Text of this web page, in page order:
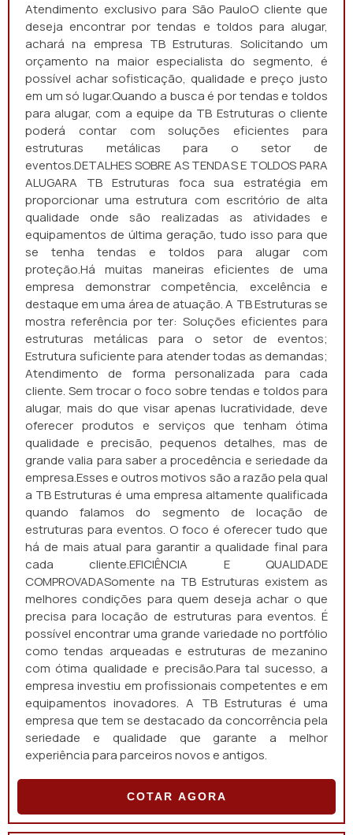
Atendimento exclusivo para São PauloO cliente que
deseja encontrar por tendas e toldos para alugar,
achará na empresa TB Estruturas. Solicitando um
orçamento na maior especialista do segmento, é
possível achar sofisticação, qualidade e preço justo
em um só lugar.Quando a busca é por tendas e toldos
para alugar, com a equipe da TB Estruturas o cliente
poderá contar com soluções eficientes para
estruturas metálicas para o setor de
eventos.DETALHES SOBRE AS TENDAS E TOLDOS PARA
ALUGARA TB Estruturas foca sua estratégia em
proporcionar uma estrutura com escritório de alta
qualidade onde são realizadas as atividades e
equipamentos de última geração, tudo isso para que
se tenha tendas e toldos para alugar com
proteção.Há muitas maneiras eficientes de uma
empresa demonstrar competência, excelência e
destaque em uma área de atuação. A TB Estruturas se
mostra referência por ter: Soluções eficientes para
estruturas metálicas para o setor de eventos;
Estrutura suficiente para atender todas as demandas;
Atendimento de forma personalizada para cada
cliente. Sem trocar o foco sobre tendas e toldos para
alugar, mais do que visar apenas lucratividade, deve
oferecer produtos e serviços que tenham ótima
qualidade e precisão, pequenos detalhes, mas de
grande valia para saber a procedência e seriedade da
empresa.Esses e outros motivos são a razão pela qual
a TB Estruturas é uma empresa altamente qualificada
quando falamos do segmento de locação de
estruturas para eventos. O foco é oferecer tudo que
há de mais atual para garantir a qualidade final para
cada cliente.EFICIÊNCIA E QUALIDADE
COMPROVADASomente na TB Estruturas existem as
melhores condições para quem deseja achar o que
precisa para locação de estruturas para eventos. É
possível encontrar uma grande variedade no portfólio
como tendas arqueadas e estruturas de mezanino
com ótima qualidade e precisão.Para tal sucesso, a
empresa investiu em profissionais competentes e em
equipamentos inovadores. A TB Estruturas é uma
empresa que tem se destacado da concorrência pela
seriedade e qualidade que garante a melhor
experiência para parceiros novos e antigos.
COTAR AGORA